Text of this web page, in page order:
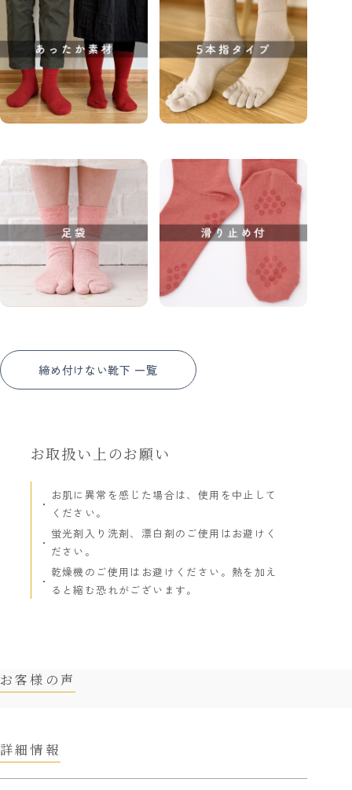
締め付けない靴下 一覧
お取扱い上のお願い
お肌に異常を感じた場合は、使用を中止して
ください。
蛍光剤入り洗剤、漂白剤のご使用はお避けく
ださい。
乾燥機のご使用はお避けください。熱を加え
ると縮む恐れがございます。
お客様の声
詳細情報